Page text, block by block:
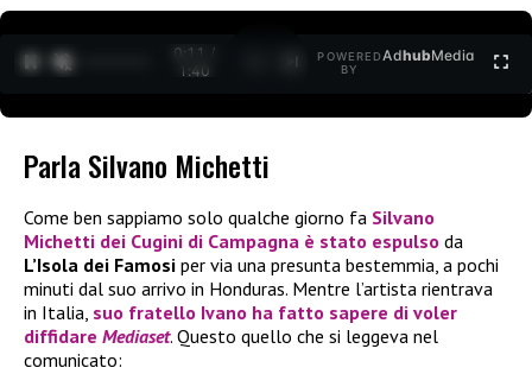
0:11 /
1:40
POWERED
BY
AdhubMedia
Parla Silvano Michetti
Come ben sappiamo solo qualche giorno fa Silvano
Michetti dei Cugini di Campagna è stato espulso da
L’Isola dei Famosi per via una presunta bestemmia, a pochi
minuti dal suo arrivo in Honduras. Mentre l’artista rientrava
in Italia, suo fratello Ivano ha fatto sapere di voler
diffidare Mediaset. Questo quello che si leggeva nel
comunicato: